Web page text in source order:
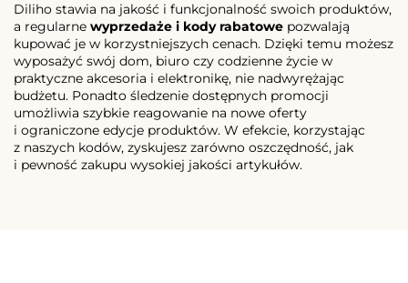
Diliho stawia na jakość i funkcjonalność swoich produktów,
a regularne wyprzedaże i kody rabatowe pozwalają
kupować je w korzystniejszych cenach. Dzięki temu możesz
wyposażyć swój dom, biuro czy codzienne życie w
praktyczne akcesoria i elektronikę, nie nadwyrężając
budżetu. Ponadto śledzenie dostępnych promocji
umożliwia szybkie reagowanie na nowe oferty
i ograniczone edycje produktów. W efekcie, korzystając
z naszych kodów, zyskujesz zarówno oszczędność, jak
i pewność zakupu wysokiej jakości artykułów.